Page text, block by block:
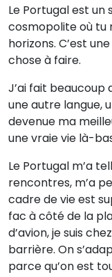
Le Portugal est un
cosmopolite où tu
horizons. C’est
chose à faire.
J’ai fait beaucoup
une autre langue,
devenue ma
une vraie vie là-
Le Portugal m’a
rencontres, m’a
cadre de vie est
fac à côté de la
d’avion, je suis
barrière. On
parce qu’on est